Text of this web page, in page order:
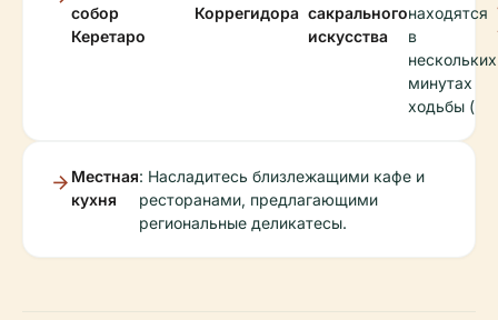
собор
Керетаро
Коррегидора сакрального
искусства
находятся
в
нескольких
минутах
ходьбы (
Местная
кухня
: Насладитесь близлежащими кафе и
ресторанами, предлагающими
региональные деликатесы.